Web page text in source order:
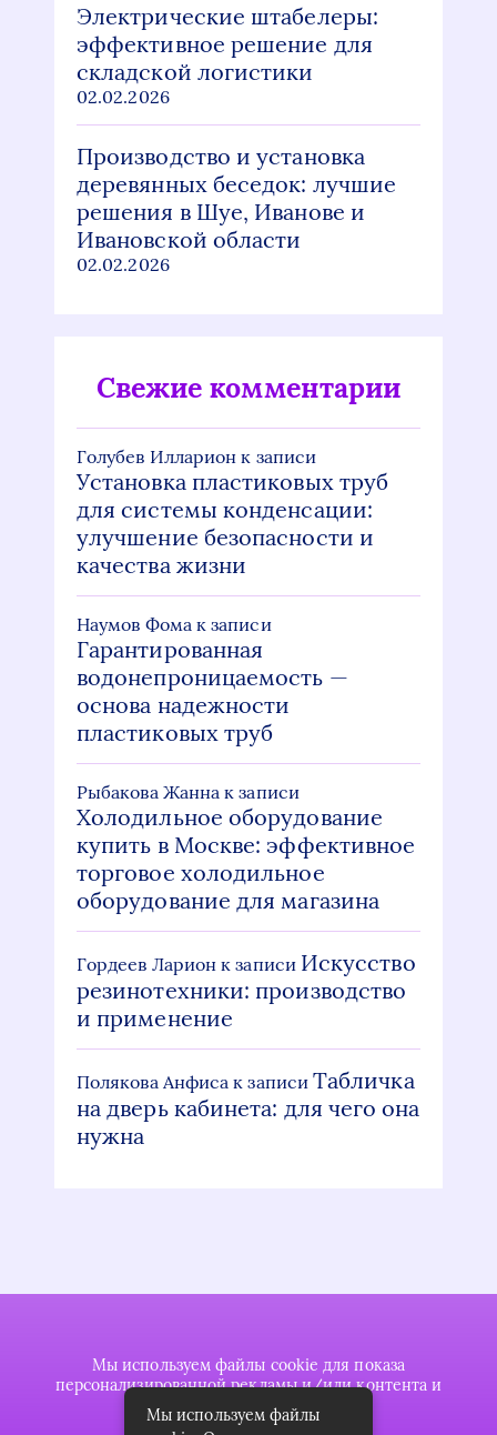
Электрические штабелеры:
эффективное решение для
складской логистики
02.02.2026
Производство и установка
деревянных беседок: лучшие
решения в Шуе, Иванове и
Ивановской области
02.02.2026
Свежие комментарии
Голубев Илларион к записи
Установка пластиковых труб
для системы конденсации:
улучшение безопасности и
качества жизни
Наумов Фома к записи
Гарантированная
водонепроницаемость —
основа надежности
пластиковых труб
Рыбакова Жанна к записи
Холодильное оборудование
купить в Москве: эффективное
торговое холодильное
оборудование для магазина
Гордеев Ларион к записи Искусство
резинотехники: производство
и применение
Полякова Анфиса к записиТабличка
на дверь кабинета: для чего она
нужна
Мы используем файлы cookie для показа
персонализированной рекламы и/или контента и
анализа нашего трафика.
Мы используем файлы